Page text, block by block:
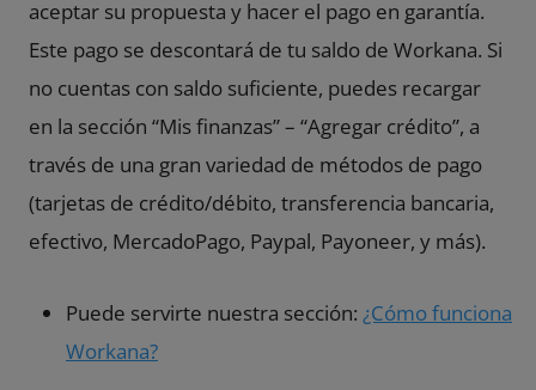
aceptar su propuesta y hacer el pago en garantía.
Este pago se descontará de tu saldo de Workana. Si
no cuentas con saldo suficiente, puedes recargar
en la sección “Mis finanzas” – “Agregar crédito”, a
través de una gran variedad de métodos de pago
(tarjetas de crédito/débito, transferencia bancaria,
efectivo, MercadoPago, Paypal, Payoneer, y más).
Puede servirte nuestra sección: ¿Cómo funciona
Workana?